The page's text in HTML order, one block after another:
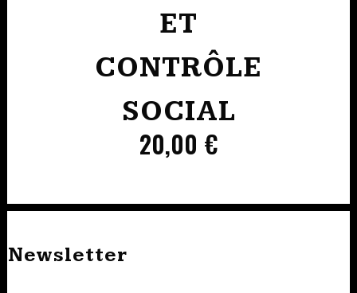
ET
CONTRÔLE
SOCIAL
20,00 €
Newsletter